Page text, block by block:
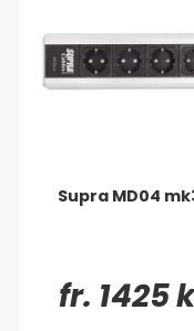
Supra MD04
fr. 1425